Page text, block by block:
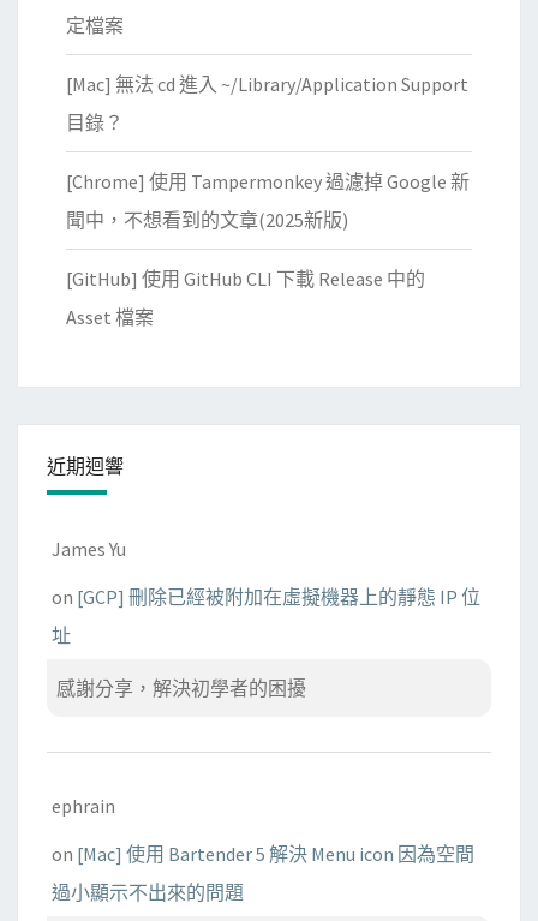
l
e
找
不
到
D
O
E
的
題
定檔案
[Mac] 無法 cd 進入 ~/Library/Application Support
目錄？
[Chrome] 使用 Tampermonkey 過濾掉 Google 新
聞中，不想看到的文章(2025新版)
[GitHub] 使用 GitHub CLI 下載 Release 中的
Asset 檔案
近期迴響
James Yu
on [GCP] 刪除已經被附加在虛擬機器上的靜態 IP 位
址
感謝分享，解決初學者的困擾
ephrain
on [Mac] 使用 Bartender 5 解決 Menu icon 因為空間
過小顯示不出來的問題